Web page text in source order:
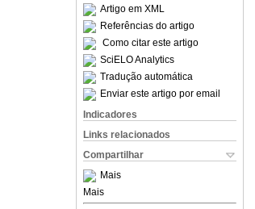
Artigo em XML
Referências do artigo
Como citar este artigo
SciELO Analytics
Tradução automática
Enviar este artigo por email
Indicadores
Links relacionados
Compartilhar
Mais
Mais